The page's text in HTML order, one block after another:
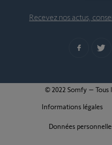
Recevez nos actus,
© 2022 Somfy – Tous
Informations légales
Données